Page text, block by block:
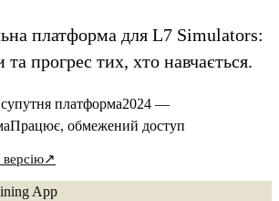
платформа для L7 Simulators:
та прогрес тих, хто навчається.
платформа2024 —
Працює, обмежений доступ
↗
App